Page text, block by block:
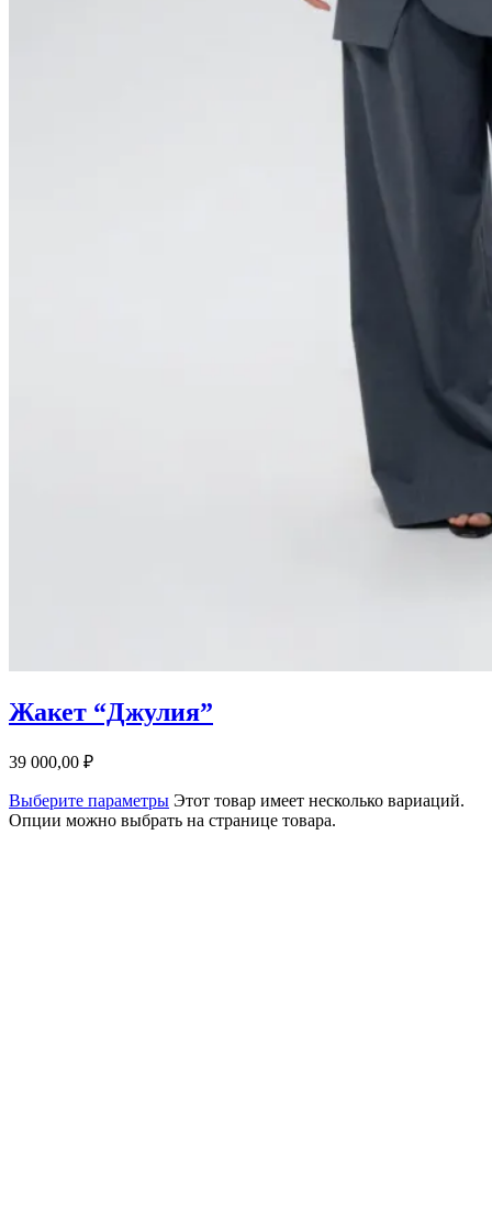
Жакет “Джулия”
39 000,00 ₽
Выберите параметры Этот товар имеет несколько вариаций.
Опции можно выбрать на странице товара.